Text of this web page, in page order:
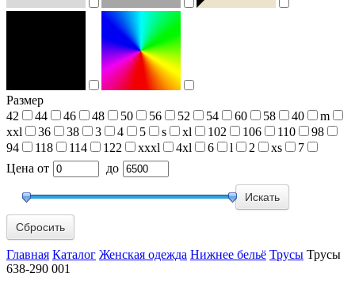
Размер
42
44 46 48 50 56 52 54 60 58 40
m
xxl
36 38 3 4 5 s xl 102 106 110
98
94
118 114 122 xxxl 4xl 6 l 2 xs
7
Цена от до
Сбросить
Главная Каталог Женская одежда Нижнее бельё Трусы Трусы
638-290 001